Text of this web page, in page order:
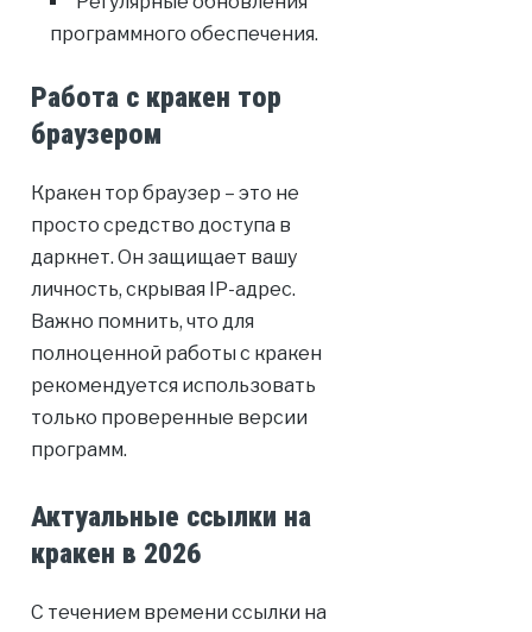
программного обеспечения.
Работа с кракен тор
браузером
Кракен тор браузер – это не
просто средство доступа в
даркнет. Он защищает вашу
личность, скрывая IP-адрес.
Важно помнить, что для
полноценной работы с кракен
рекомендуется использовать
только проверенные версии
программ.
Актуальные ссылки на
кракен в 2026
С течением времени ссылки на